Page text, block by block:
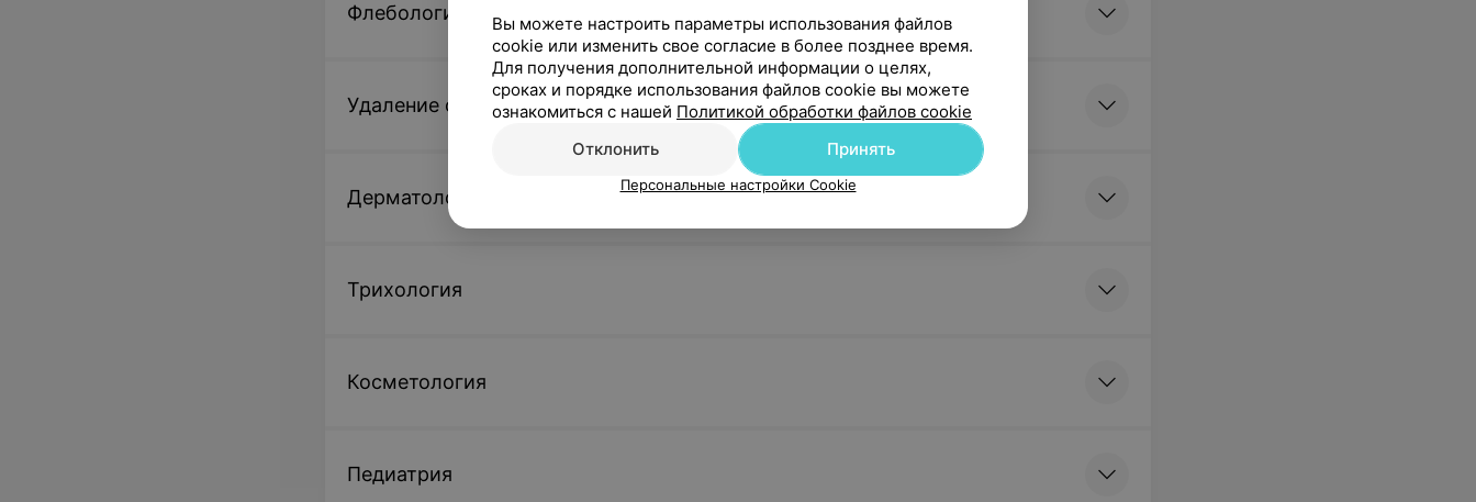
Флебология
Удаление образований
Дерматология
Трихология
Косметология
Педиатрия
Вы можете настроить параметры использования файлов
cookie или изменить свое согласие в более позднее время.
Для получения дополнительной информации о целях,
сроках и порядке использования файлов cookie вы можете
ознакомиться с нашей Политикой обработки файлов cookie
Отклонить
Принять
Персональные настройки Cookie